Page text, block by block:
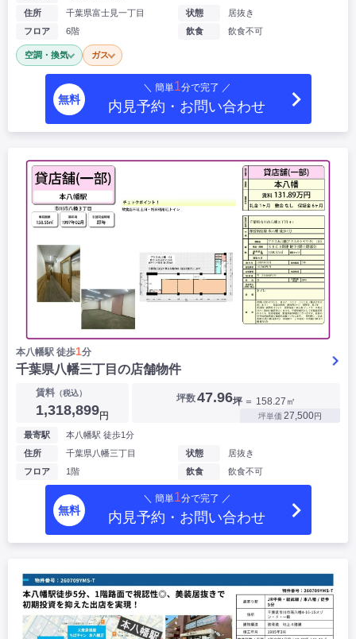
住所
千葉県富士見一丁目
フロア
6階
状態
居抜き
飲食
飲食不可
空調・換気 ガス
無料
＼ 簡単1分で完了 ／
内見予約・お問い合わせ
本八幡駅 徒歩1分
千葉県八幡三丁目の店舗物件
賃料 （税込）
1,318,899円
坪数47.96坪 ＝ 158.27㎡
坪単価 27,500円
最寄駅
本八幡駅 徒歩1分
住所
千葉県八幡三丁目
フロア
1階
状態
居抜き
飲食
飲食不可
無料
＼ 簡単1分で完了 ／
内見予約・お問い合わせ